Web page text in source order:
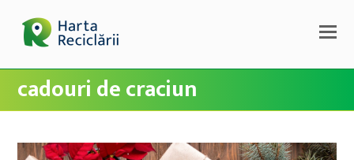
cadouri de craciun